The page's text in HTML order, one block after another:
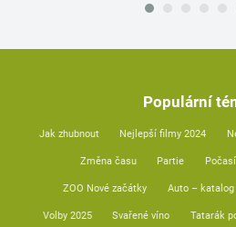
Populární
Jak zhubnout Nejlepší filmy 2024
Změna času Partie Počasí
ZOO Nové začátky Auto – katalog
Volby 2025 Svařené víno Tatarák